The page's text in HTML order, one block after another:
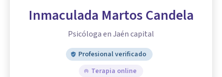
Inmaculada Martos Candela
Psicóloga en Jaén capital
Profesional verificado
Terapia online